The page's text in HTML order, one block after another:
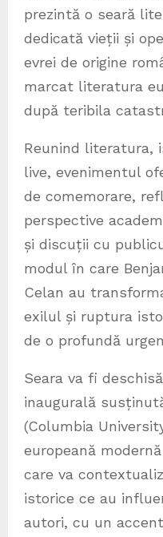
prezintă o seară
dedicată vieții și
evrei de origine
marcat literatura
după teribila
Reunind literatura,
live, evenimentul
de comemorare,
perspective
și discuții cu
modul în care
Celan au
exilul și ruptura
de o profundă
Seara va fi
inaugurală
(Columbia
europeană
care va
istorice ce au
autori, cu un